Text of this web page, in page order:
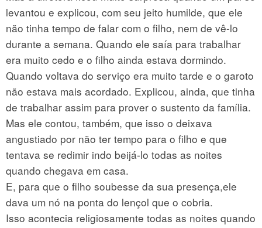
levantou e explicou, com seu jeito humilde, que ele
não tinha tempo de falar com o filho, nem de vê-lo
durante a semana. Quando ele saía para trabalhar
era muito cedo e o filho ainda estava dormindo.
Quando voltava do serviço era muito tarde e o garoto
não estava mais acordado. Explicou, ainda, que tinha
de trabalhar assim para prover o sustento da família.
Mas ele contou, também, que isso o deixava
angustiado por não ter tempo para o filho e que
tentava se redimir indo beijá-lo todas as noites
quando chegava em casa.
E, para que o filho soubesse da sua presença,ele
dava um nó na ponta do lençol que o cobria.
Isso acontecia religiosamente todas as noites quando